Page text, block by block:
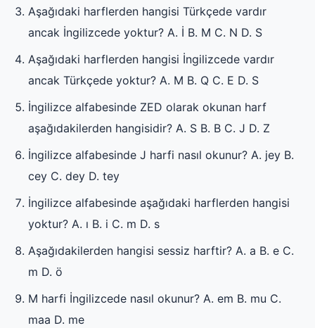
Aşağıdaki harflerden hangisi Türkçede vardır
ancak İngilizcede yoktur? A. İ B. M C. N D. S
Aşağıdaki harflerden hangisi İngilizcede vardır
ancak Türkçede yoktur? A. M B. Q C. E D. S
İngilizce alfabesinde ZED olarak okunan harf
aşağıdakilerden hangisidir? A. S B. B C. J D. Z
İngilizce alfabesinde J harfi nasıl okunur? A. jey B.
cey C. dey D. tey
İngilizce alfabesinde aşağıdaki harflerden hangisi
yoktur? A. ı B. i C. m D. s
Aşağıdakilerden hangisi sessiz harftir? A. a B. e C.
m D. ö
M harfi İngilizcede nasıl okunur? A. em B. mu C.
maa D. me